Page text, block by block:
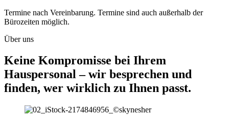
Termine nach Vereinbarung. Termine sind auch außerhalb der
Bürozeiten möglich.
Über uns
Keine Kompromisse bei Ihrem
Hauspersonal – wir besprechen und
finden, wer wirklich zu Ihnen passt.